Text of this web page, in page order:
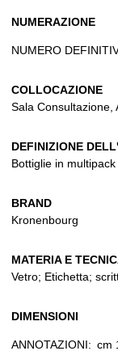
NUMERAZIONE
NUMERO
COLLOCAZIONE
Sala Consultazione,
DEFINIZIONE
Bottiglie in multipack
BRAND
Kronenbourg
MATERIA E
Vetro; Etichetta;
DIMENSIONI
ANNOTAZIONI: cm